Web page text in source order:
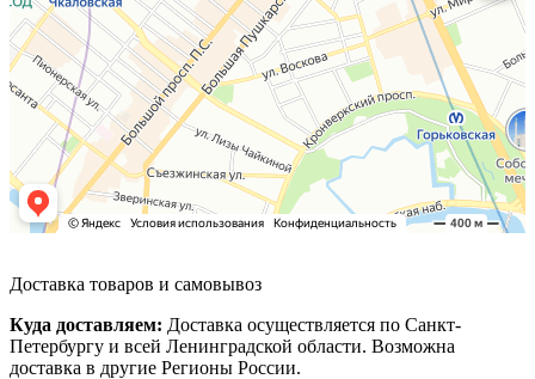
Доставка товаров и самовывоз
Куда доставляем: Доставка осуществляется по Санкт-
Петербургу и всей Ленинградской области. Возможна
доставка в другие Регионы России.